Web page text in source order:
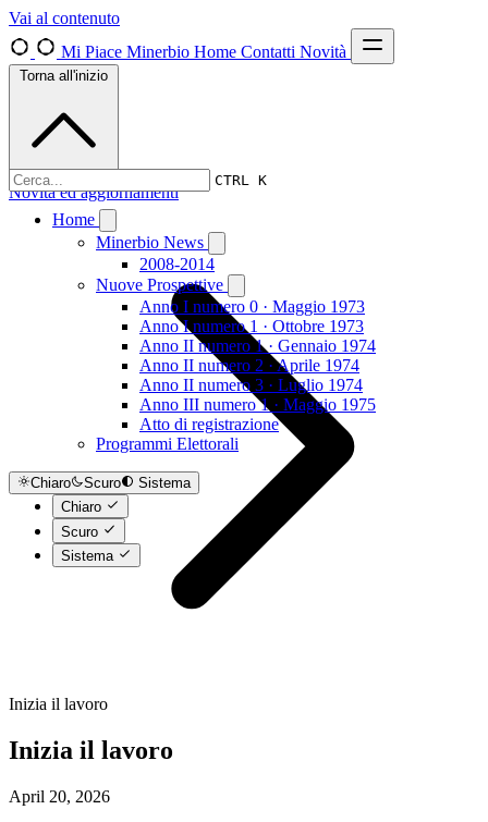
Vai al contenuto
Mi Piace Minerbio Home Contatti Novità
CTRL K
Home
Minerbio News
2008-2014
Nuove Prospettive
Anno I numero 0 · Maggio 1973
Anno I numero 1 · Ottobre 1973
Anno II numero 1 · Gennaio 1974
Anno II numero 2 · Aprile 1974
Anno II numero 3 · Luglio 1974
Anno III numero 1 · Maggio 1975
Atto di registrazione
Programmi Elettorali
Chiaro Scuro
Sistema
Chiaro
Scuro
Sistema
Torna all'inizio
Novità ed aggiornamenti
Inizia il lavoro
Inizia il lavoro
April 20, 2026